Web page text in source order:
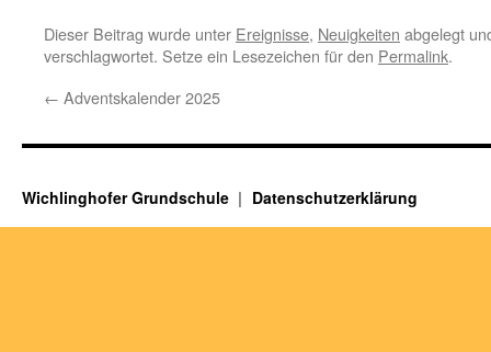
Dieser Beitrag wurde unter Ereignisse, Neuigkeiten abgelegt
verschlagwortet. Setze ein Lesezeichen für den Permalink.
← Adventskalender 2025
Wichlinghofer Grundschule Datenschutzerklärung